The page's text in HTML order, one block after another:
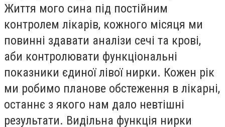
Життя мого сина під постійним
контролем лікарів, кожного місяця ми
повинні здавати аналізи сечі та крові,
аби контролювати функціональні
показники єдиної лівої нирки. Кожен рік
ми робимо планове обстеження в лікарні,
останнє з якого нам дало невтішні
результати. Видільна функція нирки